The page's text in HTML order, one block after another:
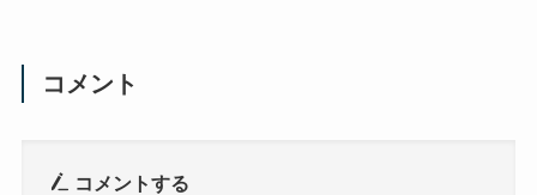
コメント
コメントする